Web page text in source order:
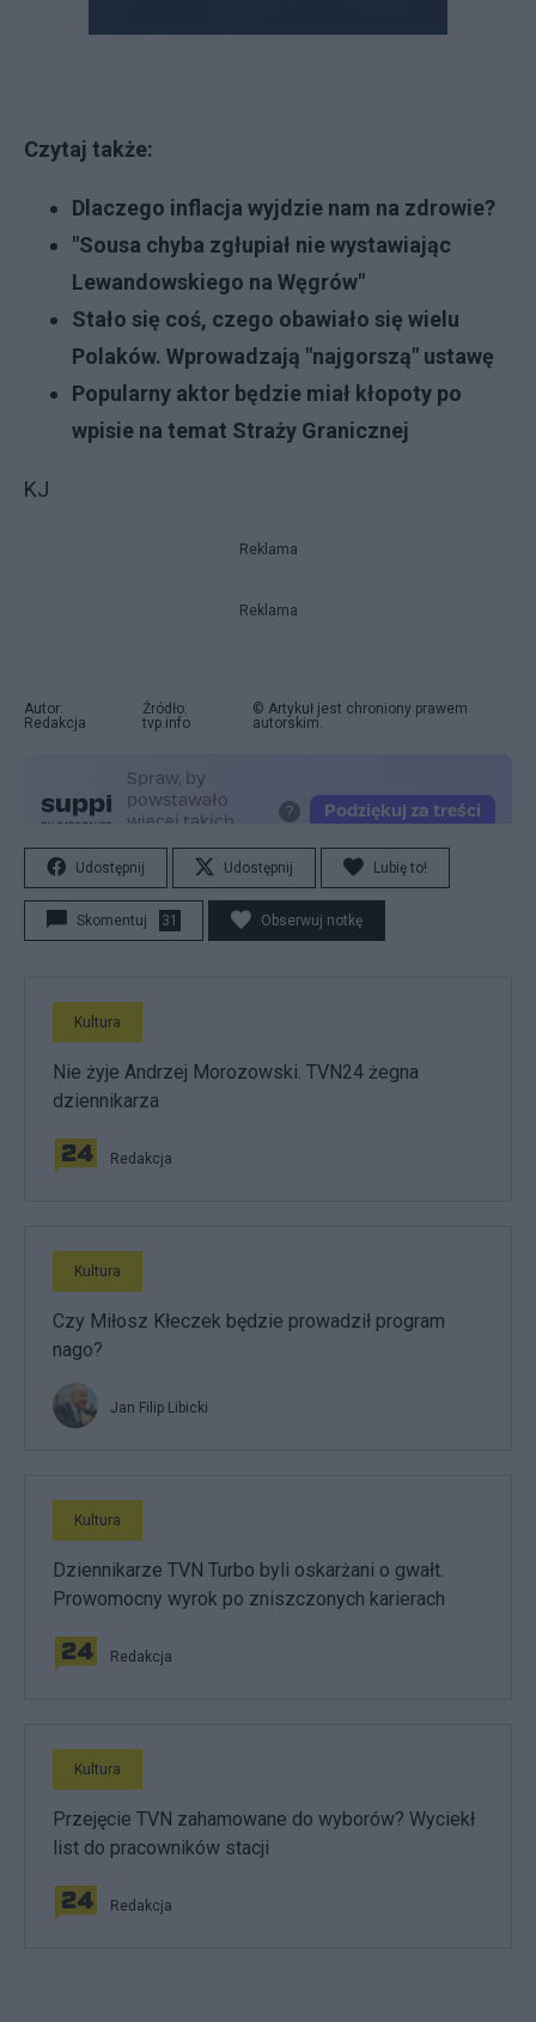
Czytaj także:
Dlaczego inflacja wyjdzie nam na zdrowie?
"Sousa chyba zgłupiał nie wystawiając
Lewandowskiego na Węgrów"
Stało się coś, czego obawiało się wielu
Polaków. Wprowadzają "najgorszą" ustawę
Popularny aktor będzie miał kłopoty po
wpisie na temat Straży Granicznej
KJ
Reklama
Reklama
Autor:
Redakcja
Źródło:
tvp.info
© Artykuł jest chroniony prawem
autorskim.
Udostępnij Udostępnij Lubię to!
Skomentuj 31 Obserwuj notkę
Kultura
Nie żyje Andrzej Morozowski. TVN24 żegna
dziennikarza
Redakcja
Kultura
Czy Miłosz Kłeczek będzie prowadził program
nago?
Jan Filip Libicki
Kultura
Dziennikarze TVN Turbo byli oskarżani o gwałt.
Prowomocny wyrok po zniszczonych karierach
Redakcja
Kultura
Przejęcie TVN zahamowane do wyborów? Wyciekł
list do pracowników stacji
Redakcja